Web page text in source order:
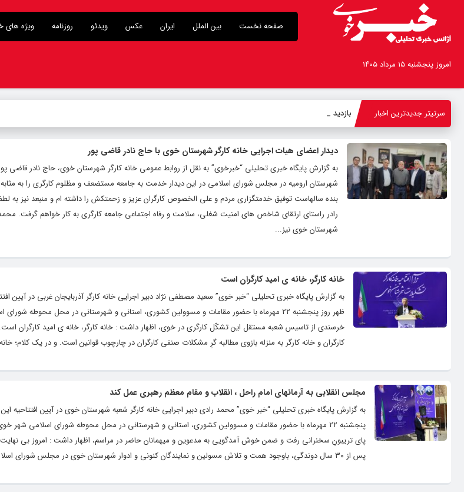
صفحه نخست بین الملل ایران عکس ویدئو روزنامه ویژه های
امروز پنجشنبه ۱۵ مرداد ۱۴۰۵
سرتیتر جدیدترین اخبار بازدید استاند
دیدار اعضای هیات اجرایی خانه کارگر شهرستان خوی با حاج نادر قاضی پور
به گزارش پایگاه خبری تحلیلی “خبرخوی” به نقل از روابط عمومی خانه کارگر شهرستان خوی، حاج نادر قاضی
شهرستان ارومیه در مجلس شورای اسلامی در این دیدار خدمت به جامعه مستضعف و مظلوم کارگری را به مثابه
بنده سالهاست توفیق خدمتگزاری مردم و علی الخصوص کارگران عزیز و زحمتکش را داشته ام و منبعد نیز به
رادر راستای ارتقای شاخص های امنیت شغلی، سلامت و رفاه اجتماعی جامعه کارگری به کار خواهم گرفت. محمد
شهرستان خوی نیز...
خانه کارگر، خانه ی امید کارگران است
به گزارش پایگاه خبری تحلیلی “خبر خوی” سعید مصطفی نژاد دبیر اجرایی خانه کارگر آذربایجان غربی در آیین
ظهر روز پنجشنبه ۲۲ مهرماه با حضور مقامات و مسوولین کشوری، استانی و شهرستانی در محل محوطه
خرسندی از تاسیس شعبه مستقل این تشکّل کارگری در خوی، اظهار داشت : خانه کارگر، خانه ی امید کارگران
کارگران و خانه کارگر به منزله بازوی مطالبه گرِ مشکلات صنفی کارگران در چارچوب قوانین است. و در یک کلام؛
مجلس انقلابی به آرمانهای امام راحل ، انقلاب و مقام معظم رهبری عمل کند
به گزارش پایگاه خبری تحلیلی “خبر خوی” محمد رادی دبیر اجرایی خانه کارگر شعبه شهرستان خوی در آیین افتتاحیه
پنجشنبه ۲۲ مهرماه با حضور مقامات و مسوولین کشوری، استانی و شهرستانی در محل محوطه شورای اسلامی شهر
پای تریبونِ سخنرانی رفت و ضمن خوش آمدگویی به مدعوین و میهمانان‌ حاضر در مراسم، اظهار داشت : امروز بی
پس از ۳۰ سال دوندگی، باوجود همت و تلاش مسولین و نمایندگان کنونی و ادوار شهرستان خوی در مجلس شورای اسلامی ، نهایتا با پیگیری...